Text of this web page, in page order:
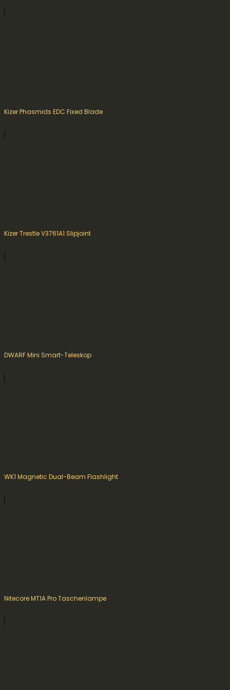
Kizer Phasmids EDC Fixed Blade
Kizer Trestle V3761A1 Slipjoint
DWARF Mini Smart-Teleskop
WK1 Magnetic Dual-Beam Flashlight
Nitecore MT1A Pro Taschenlampe